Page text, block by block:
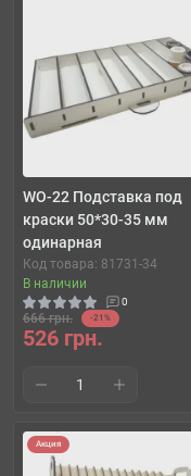
WO-22 Подставка под
краски 50*30-35 мм
одинарная
Код товара: 81731-34
В наличии
0
666 грн. -21%
526 грн.
Акция